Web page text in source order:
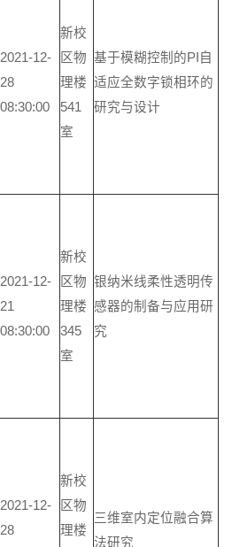
2021-12-
28
08:30:00
新校
区物
理楼
541
室
基于模糊控制的PI自
适应全数字锁相环的
研究与设计
2021-12-
21
08:30:00
新校
区物
理楼
345
室
银纳米线柔性透明传
感器的制备与应用研
究
2021-12-
28
新校
区物
理楼
三维室内定位融合算
法研究